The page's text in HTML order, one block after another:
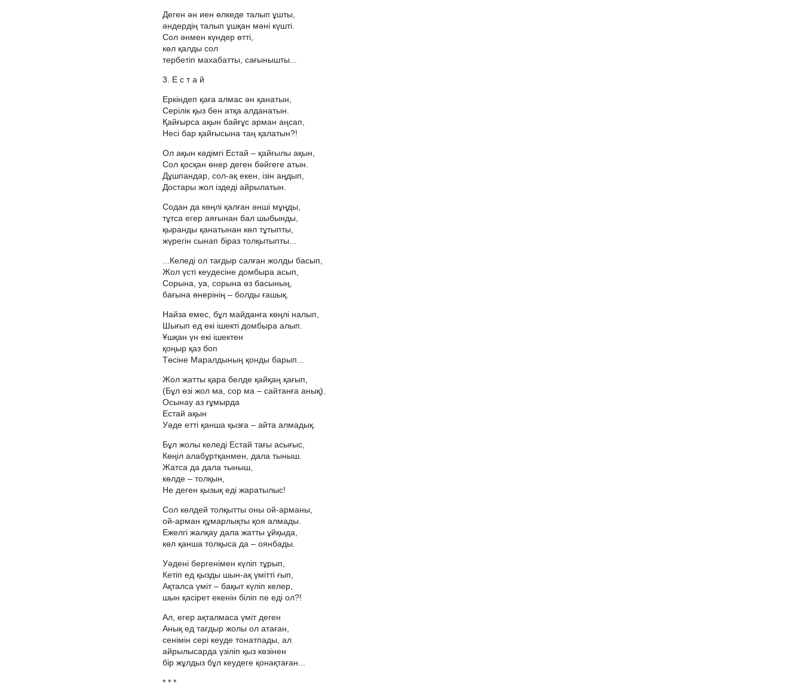
Деген ән иен өлкеде талып ұшты,
әндердің талып ұшқан мәні күшті.
Сол әнмен күндер өтті,
көл қалды сол
тербетіп махабатты, сағынышты...
3. Е с т а й
Еркіндеп қаға алмас ән қанатын,
Серілік қыз бен атқа алданатын.
Қайғырса ақын байғұс арман аңсап,
Несі бар қайғысына таң қалатын?!
Ол ақын кәдімгі Естай – қайғылы ақын,
Сол қосқан өнер деген бәйгеге атын.
Дұшпандар, сол-ақ екен, ізін аңдып,
Достары жол іздеді айрылатын.
Содан да көңлі қалған әнші мұңды,
тұтса егер аяғынан бал шыбынды,
қыранды қанатынан көл тұтыпты,
жүрегін сынап біраз толқытыпты...
...Келеді ол тағдыр салған жолды басып,
Жол үсті кеудесіне домбыра асып,
Сорына, уа, сорына өз басының,
бағына өнерінің – болды ғашық.
Найза емес, бұл майданға көңлі налып,
Шығып ед екі ішекті домбыра алып.
Ұшқан үн екі ішектен
қоңыр қаз боп
Төсіне Маралдының қонды барып...
Жол жатты қара белде қайқаң қағып,
(Бұл өзі жол ма, сор ма – сайтанға анық).
Осынау аз ғұмырда
Естай ақын
Уәде етті қанша қызға – айта алмадық.
Бұл жолы келеді Естай тағы асығыс,
Көңіл алабұртқанмен, дала тыныш.
Жатса да дала тыныш,
көлде – толқын,
Не деген қызық еді жаратылыс!
Сол көлдей толқытты оны ой-арманы,
ой-арман құмарлықты қоя алмады.
Ежелгі жалқау дала жатты ұйқыда,
көл қанша толқыса да – оянбады.
Уәдені бергенімен күліп тұрып,
Кетіп ед қызды шын-ақ үмітті ғып,
Ақталса үміт – бақыт күліп келер,
шын қасірет екенін біліп пе еді ол?!
Ал, егер ақталмаса үміт деген
Анық ед тағдыр жолы ол атаған,
сенімін сері кеуде тонатпады, ал
айрылысарда үзіліп қыз көзінен
бір жұлдыз бұл кеудеге қонақтаған...
* * *